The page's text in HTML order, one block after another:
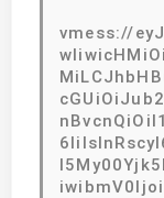
vmess://